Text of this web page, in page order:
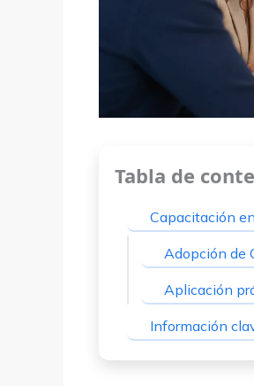
Tabla de
Capacitación
Adopción de
Aplicación
Información